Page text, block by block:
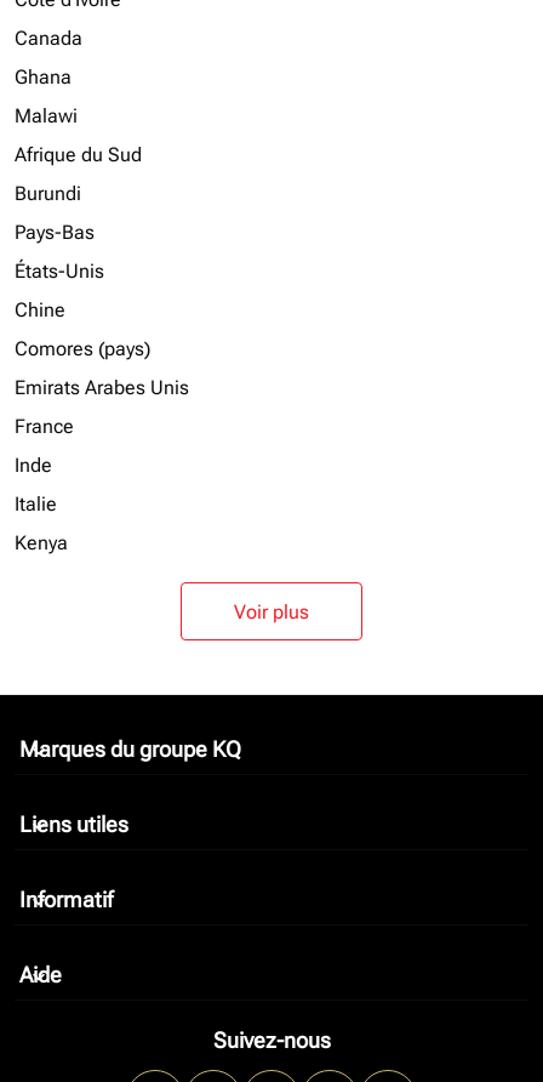
Canada
Ghana
Malawi
Afrique du Sud
Burundi
Pays-Bas
États-Unis
Chine
Comores (pays)
Emirats Arabes Unis
France
Inde
Italie
Kenya
Voir plus
Marques du groupe KQ
keyboard_arrow_down
Liens utiles
keyboard_arrow_down
Informatif
keyboard_arrow_down
Aide
keyboard_arrow_down
Suivez-nous